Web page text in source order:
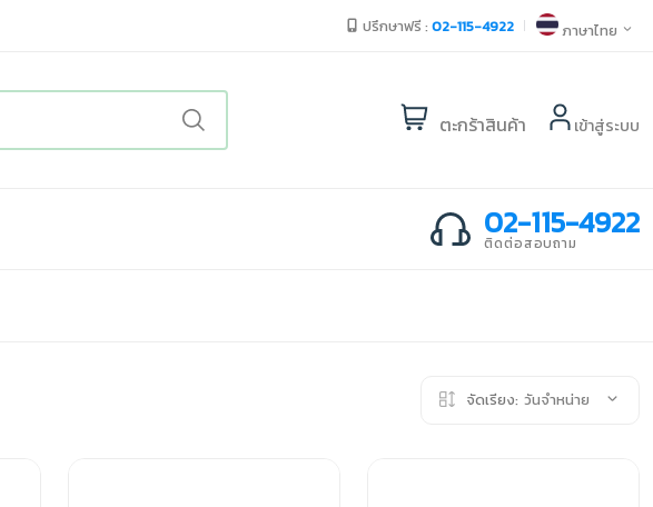
ปรึกษาฟรี : 02-115-4922 ภาษาไทย
ตะกร้าสินค้า เข้าสู่ระบบ
02-115-4922
ติดต่อสอบถาม
จัดเรียง: วันจำหน่าย